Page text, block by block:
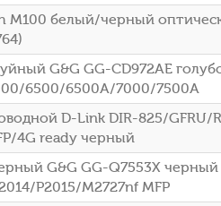
белый/черный
G&G GG-CD972AE
6500/6500A/7000/7500A
D-Link DIR-825/GFRU/
4G ready черный
G&G GG-Q7553X черный
P2015/M2727nf MFP